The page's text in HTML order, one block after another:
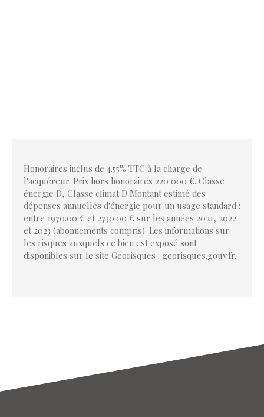
Honoraires inclus de 4.55% TTC à la charge de
l'acquéreur. Prix hors honoraires 220 000 €. Classe
énergie D, Classe climat D Montant estimé des
dépenses annuelles d'énergie pour un usage standard :
entre 1970.00 € et 2730.00 € sur les années 2021, 2022
et 2023 (abonnements compris). Les informations sur
les risques auxquels ce bien est exposé sont
disponibles sur le site Géorisques : georisques.gouv.fr.